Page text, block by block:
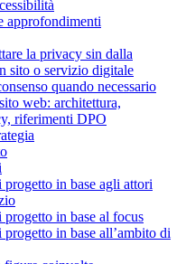
approfondimenti
la privacy sin dalla
sito o servizio digitale
quando necessario
web: architettura,
riferimenti DPO
in base agli attori
in base al focus
in base all’ambito di